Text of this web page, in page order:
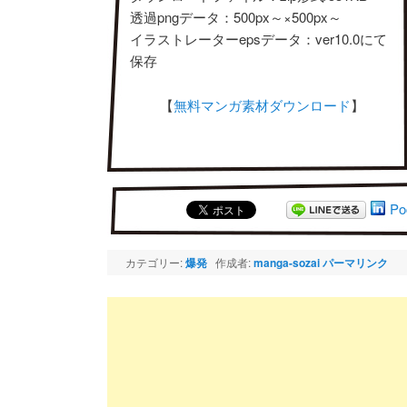
透過pngデータ：500px～×500px～
イラストレーターepsデータ：ver10.0にて
保存
【無料マンガ素材ダウンロード】
カテゴリー:爆発作成者:manga-sozaiパーマリンク